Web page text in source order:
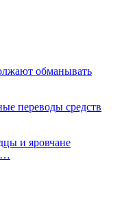
обманывать
переводы средств
и яровчане